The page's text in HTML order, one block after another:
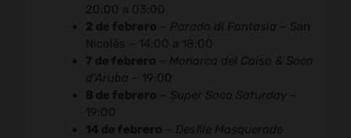
20:00 a 03:00
2 de febrero – Parada di Fantasia – San
Nicolás – 14:00 a 18:00
7 de febrero – Monarca del Caiso & Soca
d’Aruba – 19:00
8 de febrero – Super Soca Saturday –
19:00
14 de febrero – Desfile Masquerade